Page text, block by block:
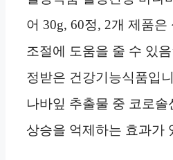
어 30g, 60정, 2개 제품은
조절에 도움을 줄 수 있
정받은 건강기능식품입
나바잎 추출물 중 코로
상승을 억제하는 효과가